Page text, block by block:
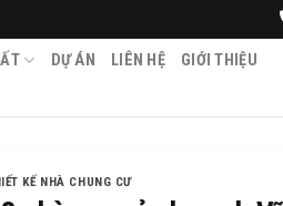
DỰ ÁN LIÊN HỆ GIỚI THIỆU
KẾ NHÀ CHUNG CƯ